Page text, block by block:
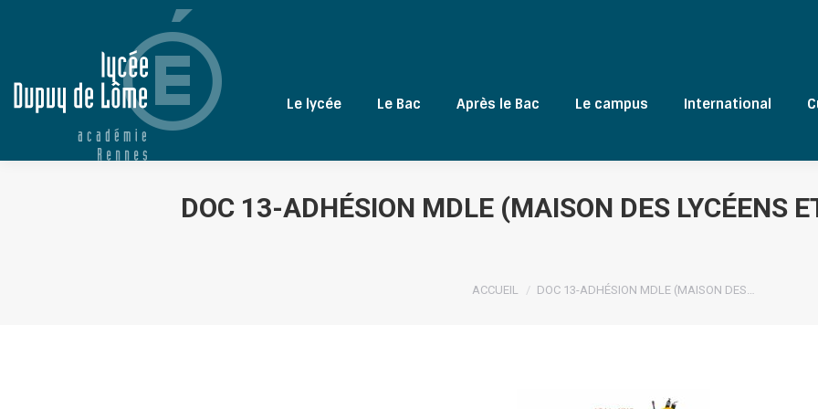
Le lycée Le Bac Après le Bac Le campus International
DOC 13-ADHÉSION MDLE (MAISON DES LYCÉENS
Vous êtes ici :
ACCUEIL DOC 13-ADHÉSION MDLE (MAISON DES…